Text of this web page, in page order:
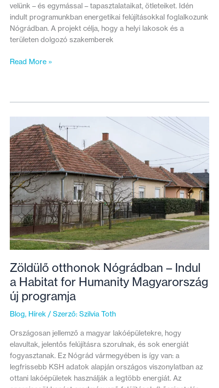
velünk – és egymással – tapasztalataikat, ötleteiket. Idén
indult programunkban energetikai felújításokkal foglalkozunk
Nógrádban. A projekt célja, hogy a helyi lakosok és a
területen dolgozó szakemberek
Zöldülő
energiahatékonysági
projektünk
Read More »
Zöldülő otthonok Nógrádban – Indul
a Habitat for Humanity Magyarország
új programja
Blog, Hírek / Szerző: Szilvia Toth
Országosan jellemző a magyar lakóépületekre, hogy
elavultak, jelentős felújításra szorulnak, és sok energiát
fogyasztanak. Ez Nógrád vármegyében is így van: a
legfrissebb KSH adatok alapján országos viszonylatban az
ottani lakóépületek használják a legtöbb energiát. Az